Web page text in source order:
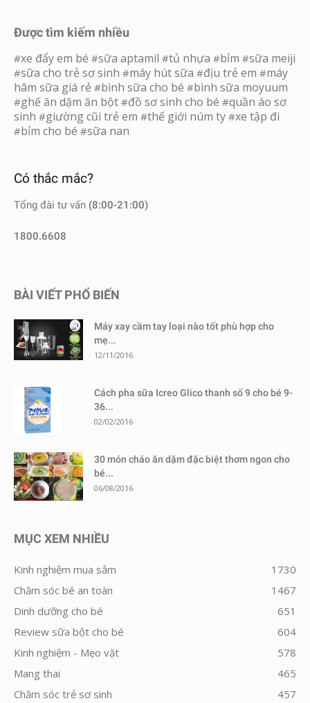
Được tìm kiếm nhiều
#xe đẩy em bé #sữa aptamil #tủ nhựa #bỉm #sữa meiji
#sữa cho trẻ sơ sinh #máy hút sữa #địu trẻ em #máy
hâm sữa giá rẻ #bình sữa cho bé #bình sữa moyuum
#ghế ăn dặm ăn bột #đồ sơ sinh cho bé #quần áo sơ
sinh #giường cũi trẻ em #thế giới núm ty #xe tập đi
#bỉm cho bé #sữa nan
Có thắc mắc?
Tổng đài tư vấn (8:00-21:00)
1800.6608
BÀI VIẾT PHỔ BIẾN
Máy xay cầm tay loại nào tốt phù hợp cho
mẹ...
12/11/2016
Cách pha sữa Icreo Glico thanh số 9 cho bé 9-
36...
02/02/2016
30 món cháo ăn dặm đặc biệt thơm ngon cho
bé...
06/08/2016
MỤC XEM NHIỀU
Kinh nghiệm mua sắm
1730
Chăm sóc bé an toàn
1467
Dinh dưỡng cho bé
651
Review sữa bột cho bé
604
Kinh nghiệm - Mẹo vặt
578
Mang thai
465
Chăm sóc trẻ sơ sinh
457